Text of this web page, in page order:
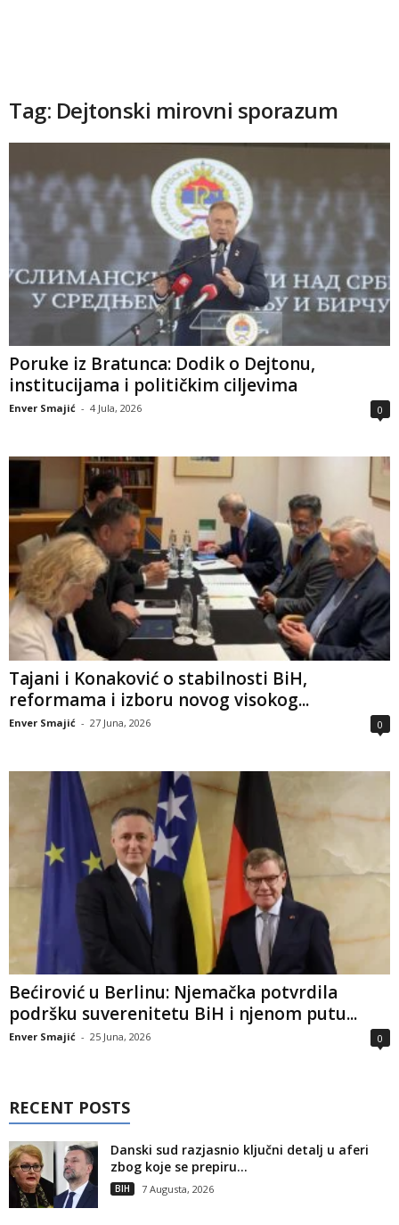
Tag: Dejtonski mirovni sporazum
Poruke iz Bratunca: Dodik o Dejtonu,
institucijama i političkim ciljevima
Enver Smajić - 4 Jula, 2026 0
Tajani i Konaković o stabilnosti BiH,
reformama i izboru novog visokog...
Enver Smajić - 27 Juna, 2026 0
Bećirović u Berlinu: Njemačka potvrdila
podršku suverenitetu BiH i njenom putu...
Enver Smajić - 25 Juna, 2026 0
RECENT POSTS
Danski sud razjasnio ključni detalj u aferi
zbog koje se prepiru...
BIH 7 Augusta, 2026